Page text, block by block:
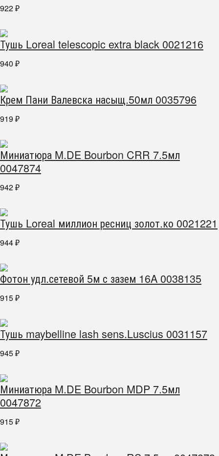
922 ₽
Тушь Loreal telescopic extra black 0021216
940 ₽
Крем Пани Валевска насыщ.50мл 0035796
919 ₽
Миниатюра M.DE Bourbon CRR 7.5мл
0047874
942 ₽
Тушь Loreal миллион ресниц золот.ко 0021221
944 ₽
Фотон удл.сетевой 5м с зазем 16A 0038135
915 ₽
Тушь maybelline lash sens.Luscius 0031157
945 ₽
Миниатюра M.DE Bourbon MDP 7.5мл
0047872
915 ₽